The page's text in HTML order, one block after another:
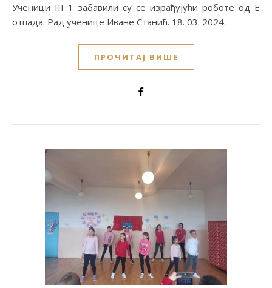
Ученици III 1 забавили су се израђујући роботе од Е
отпада. Рад ученице Иване Станић. 18. 03. 2024.
ПРОЧИТАЈ ВИШЕ